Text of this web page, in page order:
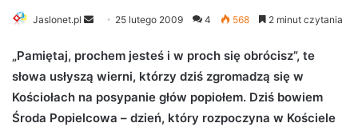
Jaslonet.pl
n
d
a
n
25 lutego 2009 4 568 2 minut czytania
„Pamiętaj, prochem jesteś i w proch się obrócisz”, te
słowa usłyszą wierni, którzy dziś zgromadzą się w
Kościołach na posypanie głów popiołem. Dziś bowiem
Środa Popielcowa – dzień, który rozpoczyna w Kościele